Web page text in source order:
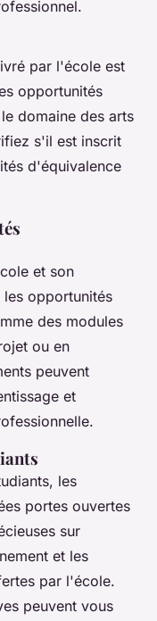
par l'école est
opportunités
domaine des arts
s'il est inscrit
d'équivalence
et son
les opportunités
des modules
ou en
peuvent
et
les
portes ouvertes
sur
et les
par l'école.
peuvent vous